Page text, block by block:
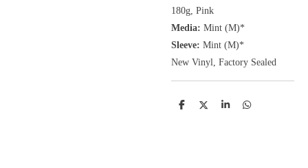
180g, Pink
Media: Mint (M)*
Sleeve: Mint (M)*
New Vinyl, Factory Sealed
D
D
S
D